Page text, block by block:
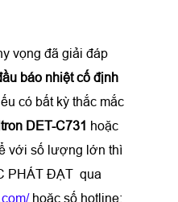
vọng đã giải đáp
báo nhiệt cố định
có bất kỳ thắc mắc
DET-C731 hoặc
với số lượng lớn thì
PHÁT ĐẠT qua
hoặc số hotline: